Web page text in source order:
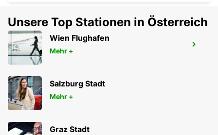
FLUGHAFEN LANSERIA
JOHANNESBURG - SOUTH AFRICA
Unsere Top Stationen in Österreich
Wien Flughafen
Mehr +
Salzburg Stadt
Mehr +
Graz Stadt